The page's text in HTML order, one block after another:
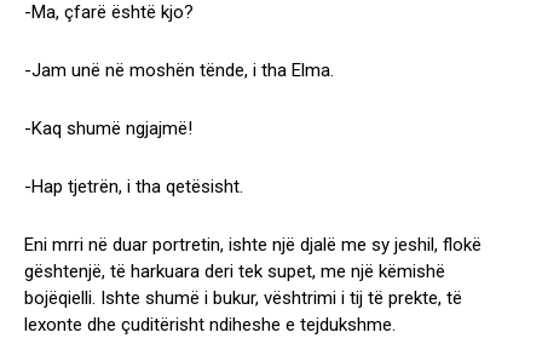
-Ma, çfarë është kjo?
-Jam unë në moshën tënde, i tha Elma.
-Kaq shumë ngjajmë!
-Hap tjetrën, i tha qetësisht.
Eni mrri në duar portretin, ishte një djalë me sy jeshil, flokë
gështenjë, të harkuara deri tek supet, me një këmishë
bojëqielli. Ishte shumë i bukur, vështrimi i tij të prekte, të
lexonte dhe çuditërisht ndiheshe e tejdukshme.